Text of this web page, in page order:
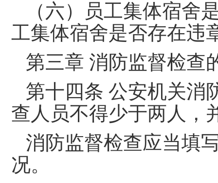
（六）员工集体宿舍
工集体宿舍是否存在违
第三章 消防监督检查
第十四条 公安机关消
查人员不得少于两人，
消防监督检查应当填
况。